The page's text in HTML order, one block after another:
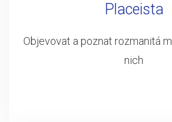
Placeista
Objevovat a poznat rozmanitá
nich